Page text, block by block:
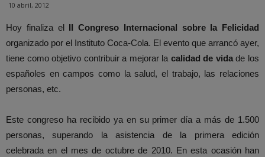
10 abril, 2012
Hoy finaliza elII Congreso Internacional sobre la Felicidad
organizado por el Instituto Coca-Cola. El evento que arrancó ayer,
tiene como objetivo contribuir a mejorar la calidad de vidade los
españoles en campos como la salud, el trabajo, las relaciones
personas, etc.
Este congreso ha recibido ya en su primer día a más de 1.500
personas, superando la asistencia de la primera edición
celebrada en el mes de octubre de 2010. En esta ocasión han